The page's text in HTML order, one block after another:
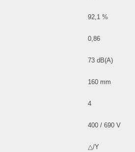
92,1 %
0,86
73 dB(A)
160 mm
4
400 / 690 V
△/Y